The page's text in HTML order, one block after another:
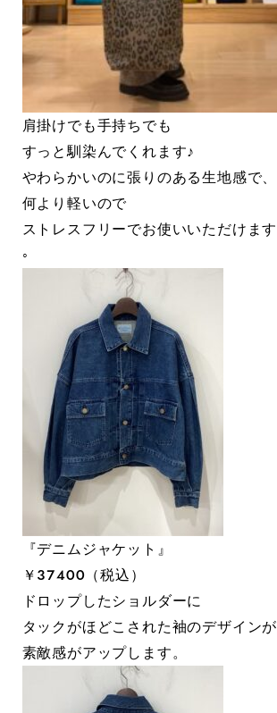
肩掛けでも手持ちでも
すっと馴染んでくれます♪
やわらかいのに張りのある生地感で、
何より軽いので
ストレスフリーでお使いいただけます
◦
『デニムジャケット』
￥３７４００（税込）
ドロップしたショルダーに
タックがほどこされた袖のデザインが
素敵感がアップします。